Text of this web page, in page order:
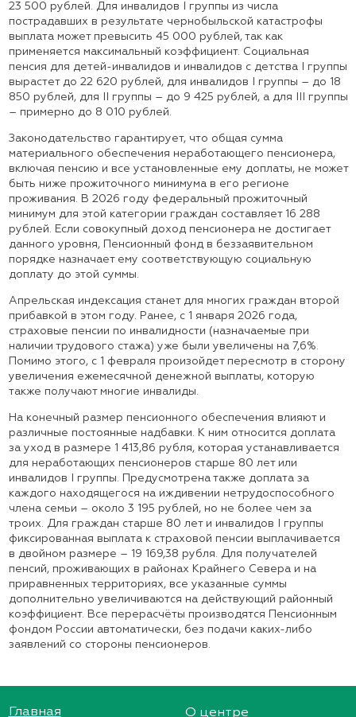
23 500 рублей. Для инвалидов I группы из числа
пострадавших в результате чернобыльской катастрофы
выплата может превысить 45 000 рублей, так как
применяется максимальный коэффициент. Социальная
пенсия для детей-инвалидов и инвалидов с детства I группы
вырастет до 22 620 рублей, для инвалидов I группы – до 18
850 рублей, для II группы – до 9 425 рублей, а для III группы
– примерно до 8 010 рублей.
Законодательство гарантирует, что общая сумма
материального обеспечения неработающего пенсионера,
включая пенсию и все установленные ему доплаты, не может
быть ниже прожиточного минимума в его регионе
проживания. В 2026 году федеральный прожиточный
минимум для этой категории граждан составляет 16 288
рублей. Если совокупный доход пенсионера не достигает
данного уровня, Пенсионный фонд в беззаявительном
порядке назначает ему соответствующую социальную
доплату до этой суммы.
Апрельская индексация станет для многих граждан второй
прибавкой в этом году. Ранее, с 1 января 2026 года,
страховые пенсии по инвалидности (назначаемые при
наличии трудового стажа) уже были увеличены на 7,6%.
Помимо этого, с 1 февраля произойдет пересмотр в сторону
увеличения ежемесячной денежной выплаты, которую
также получают многие инвалиды.
На конечный размер пенсионного обеспечения влияют и
различные постоянные надбавки. К ним относится доплата
за уход в размере 1 413,86 рубля, которая устанавливается
для неработающих пенсионеров старше 80 лет или
инвалидов I группы. Предусмотрена также доплата за
каждого находящегося на иждивении нетрудоспособного
члена семьи – около 3 195 рублей, но не более чем за
троих. Для граждан старше 80 лет и инвалидов I группы
фиксированная выплата к страховой пенсии выплачивается
в двойном размере – 19 169,38 рубля. Для получателей
пенсий, проживающих в районах Крайнего Севера и на
приравненных территориях, все указанные суммы
дополнительно увеличиваются на действующий районный
коэффициент. Все перерасчёты производятся Пенсионным
фондом России автоматически, без подачи каких-либо
заявлений со стороны пенсионеров.
Главная О центре